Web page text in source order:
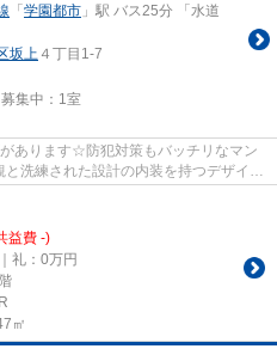
「 学園都市 」駅 バス25分 「水道
坂上 ４丁目1-7
集中： 1室
あります☆防犯対策もバッチリなマン
洗練された設計の内装を持つデザイナ
益費 -)
礼：0万円
㎡